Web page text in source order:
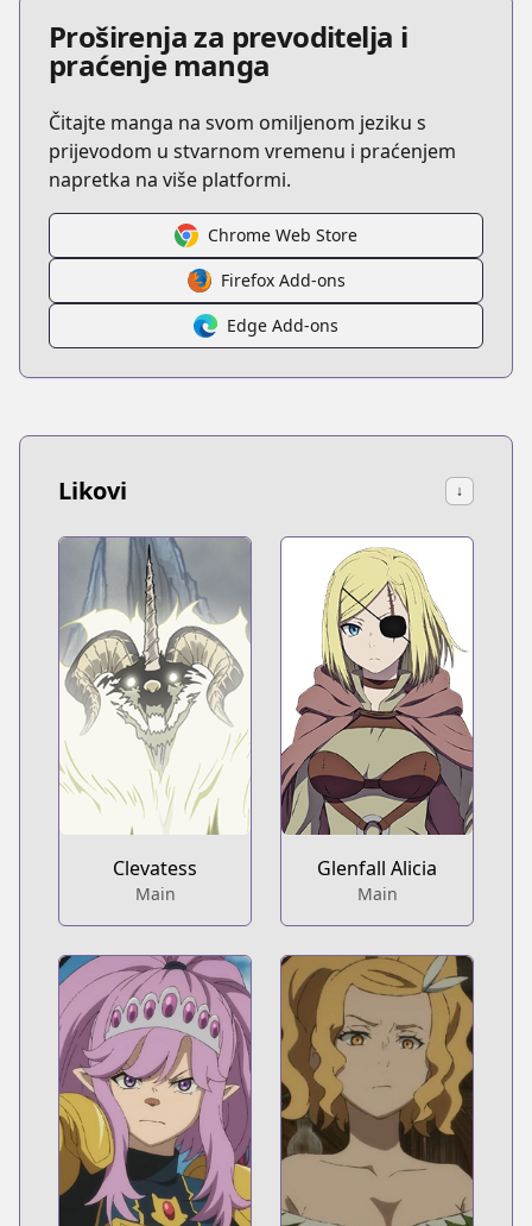
Proširenja za prevoditelja i
praćenje manga
Čitajte manga na svom omiljenom jeziku s
prijevodom u stvarnom vremenu i praćenjem
napretka na više platformi.
Chrome Web Store
Firefox Add-ons
Edge Add-ons
Likovi ↓
Clevatess
Main
Glenfall Alicia
Main